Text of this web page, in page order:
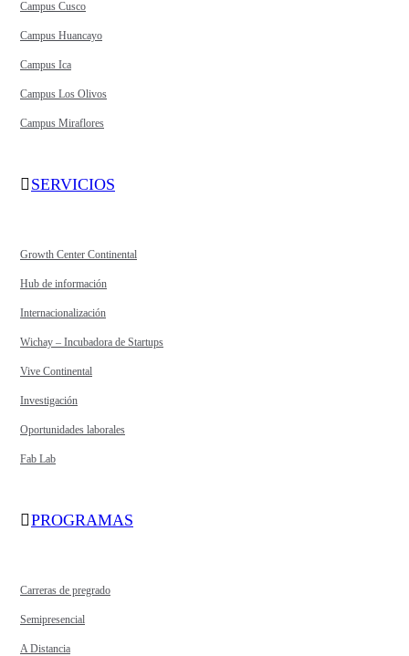
Campus Cusco
Campus Huancayo
Campus Ica
Campus Los Olivos
Campus Miraflores
SERVICIOS
Growth Center Continental
Hub de información
Internacionalización
Wichay – Incubadora de Startups
Vive Continental
Investigación
Oportunidades laborales
Fab Lab
PROGRAMAS
Carreras de pregrado
Semipresencial
A Distancia